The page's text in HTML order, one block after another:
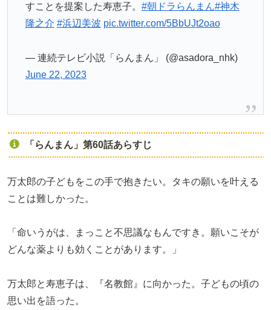
すことを提案した寿恵子。 #朝ドラらんまん#神木
隆之介 #浜辺美波 pic.twitter.com/5BbUJt2oao
— 連続テレビ小説「らんまん」 (@asadora_nhk)
June 22, 2023
「らんまん」第60話あらすじ
万太郎の子どもをこの手で抱きたい。タキの願いを叶える
ことは難しかった。
「命いうがは、まっこと不思議なもんですき。願いこそが
どんな薬よりも効くことがあります。」
万太郎と寿恵子は、『名教館』に向かった。子どもの頃の
思い出を語った。